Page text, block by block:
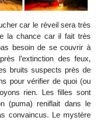
car le réveil sera très
la chance car il fait très
besoin de se couvrir à
l’extinction des feux,
bruits suspects près de
pour vérifier de quoi (ou
rien. Les filles sont
(puma) reniflait dans le
convaincus. Le mystère